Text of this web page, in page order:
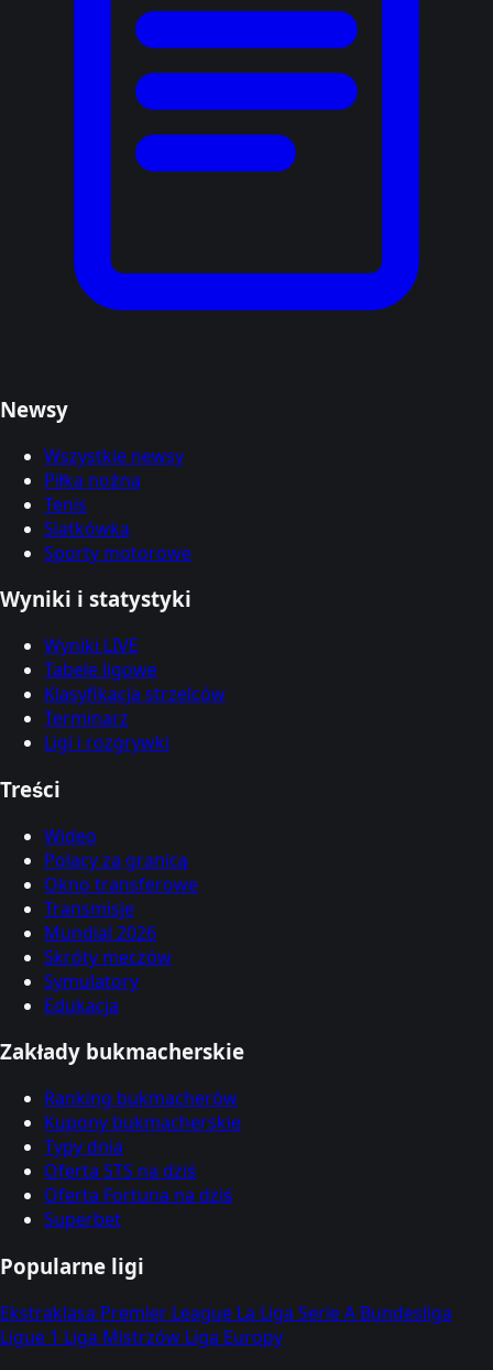
Newsy
Wszystkie newsy
Piłka nożna
Tenis
Siatkówka
Sporty motorowe
Wyniki i statystyki
Wyniki LIVE
Tabele ligowe
Klasyfikacja strzelców
Terminarz
Ligi i rozgrywki
Treści
Wideo
Polacy za granicą
Okno transferowe
Transmisje
Mundial 2026
Skróty meczów
Symulatory
Edukacja
Zakłady bukmacherskie
Ranking bukmacherów
Kupony bukmacherskie
Typy dnia
Oferta STS na dziś
Oferta Fortuna na dziś
Superbet
Popularne ligi
Ekstraklasa Premier League La Liga Serie A Bundesliga
Ligue 1 Liga Mistrzów Liga Europy